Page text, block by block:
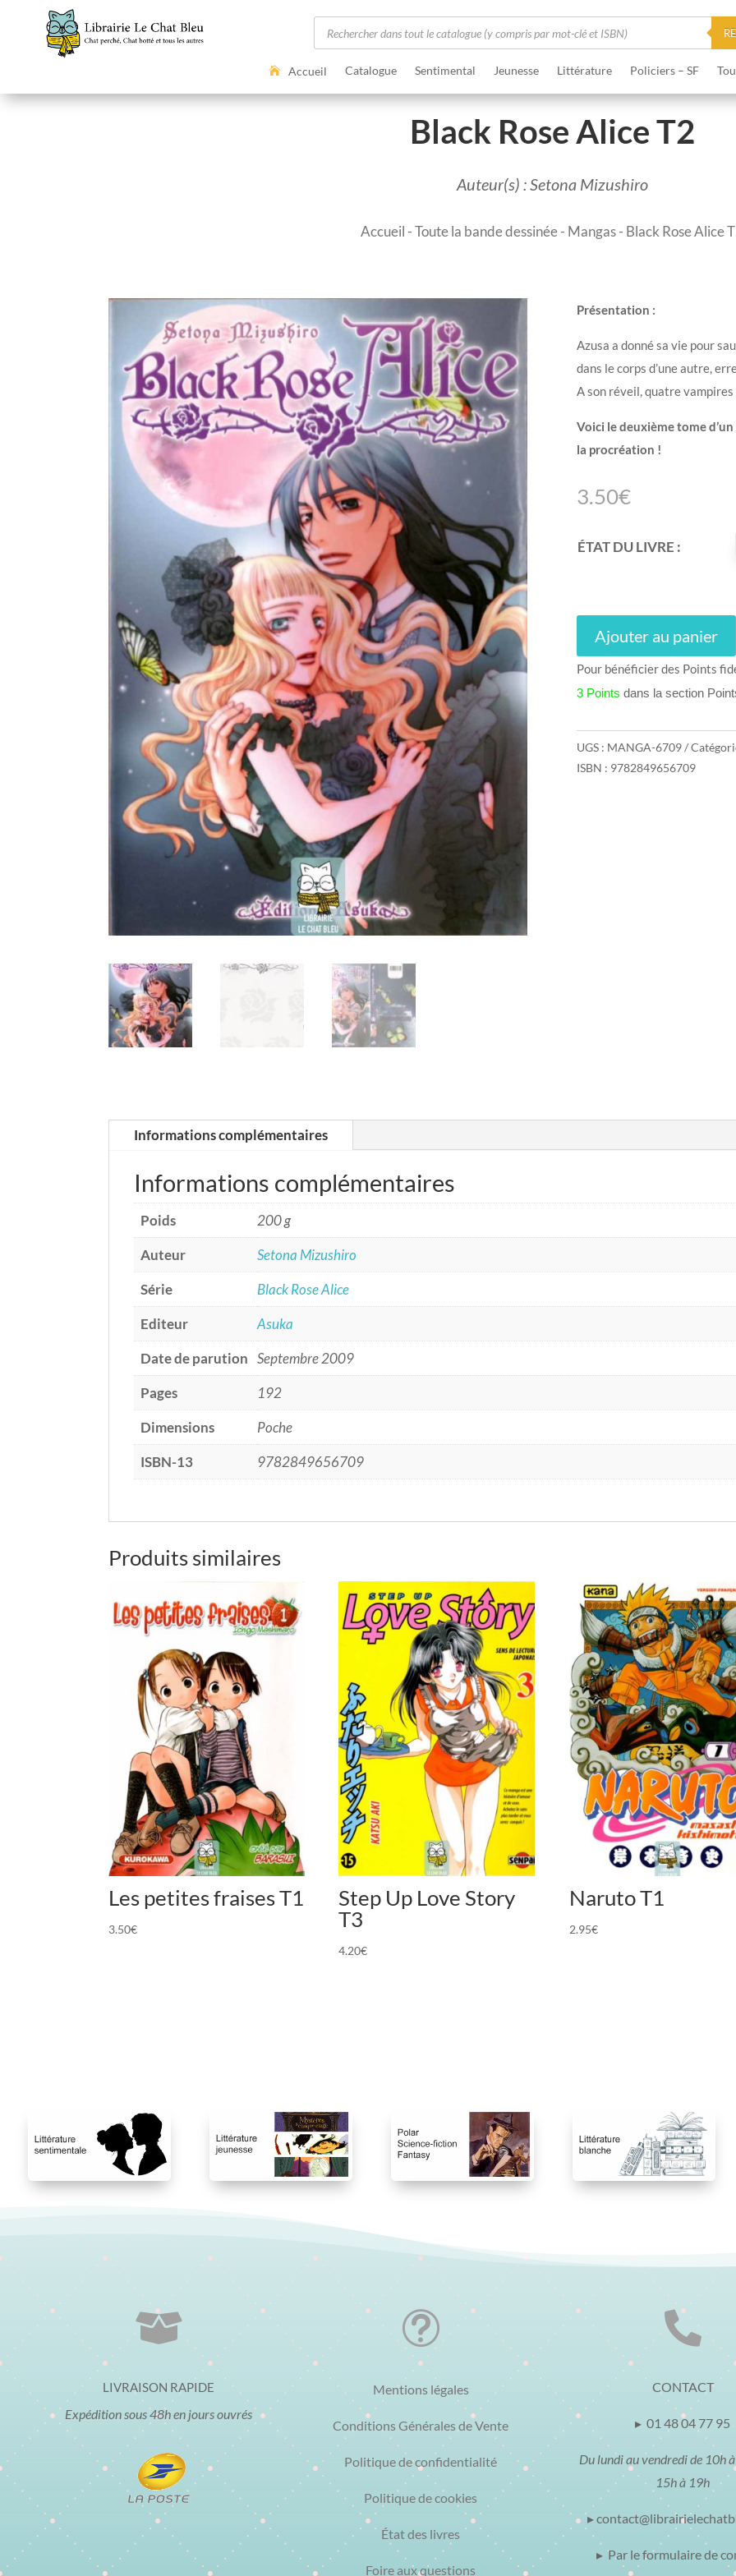
Recherche
de
produits
Accueil
Catalogue Sentimental Jeunesse Littérature Policiers – SF
Black Rose Alice T2
Auteur(s) : Setona Mizushiro
Accueil -Toute la bande dessinée- Mangas- Black Rose Alice
Présentation :
Azusa a donné sa vie pour
dans le corps d’une autre,
A son réveil, quatre vampires
Voici le deuxième tome
la procréation !
3.50€
ÉTAT DU LIVRE :
Ajouter au panier
Pour bénéficier des Points
3 Points dans la section
UGS : MANGA-6709
ISBN : 9782849656709
Informations complémentaires
Informations complémentaires
Poids
200 g
Auteur
Setona Mizushiro
Série
Black Rose Alice
Editeur
Asuka
Date de parution Septembre 2009
Pages
192
Dimensions
Poche
ISBN-13
9782849656709
Produits similaires
Les petites fraises T1
3.50€
Step Up Love Story
T3
4.20€
Naruto T1
2.95€

LIVRAISON RAPIDE
Expédition sous 48h en jours ouvrés
t
Mentions légales
Conditions Générales de Vente
Politique de confidentialité
Politique de cookies
État des livres
Foire aux questions

CONTACT
▸ 01 48 04 77 95
Du lundi au vendredi de 10h
15h à 19h
▸
▸ Par le formulaire de